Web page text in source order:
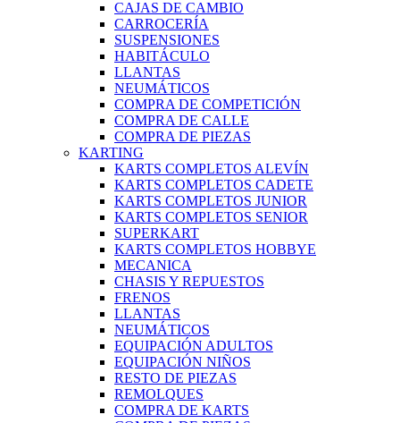
CAJAS DE CAMBIO
CARROCERÍA
SUSPENSIONES
HABITÁCULO
LLANTAS
NEUMÁTICOS
COMPRA DE COMPETICIÓN
COMPRA DE CALLE
COMPRA DE PIEZAS
KARTING
KARTS COMPLETOS ALEVÍN
KARTS COMPLETOS CADETE
KARTS COMPLETOS JUNIOR
KARTS COMPLETOS SENIOR
SUPERKART
KARTS COMPLETOS HOBBYE
MECANICA
CHASIS Y REPUESTOS
FRENOS
LLANTAS
NEUMÁTICOS
EQUIPACIÓN ADULTOS
EQUIPACIÓN NIÑOS
RESTO DE PIEZAS
REMOLQUES
COMPRA DE KARTS